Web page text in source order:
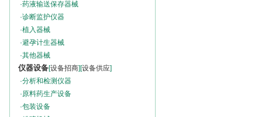
·药液输送保存器械
·诊断监护仪器
·植入器械
·避孕计生器械
·其他器械
仪器设备[设备招商][设备供应]
·分析和检测仪器
·原料药生产设备
·包装设备